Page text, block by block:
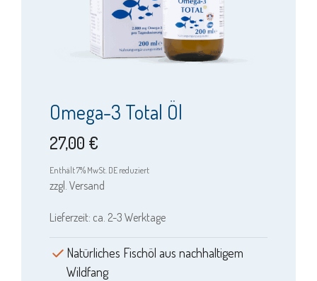
Omega-3 Total Öl
27,00 €
Enthält 7% MwSt. DE reduziert
zzgl. Versand
Lieferzeit: ca. 2-3 Werktage
Natürliches Fischöl aus nachhaltigem
Wildfang
Optionen
gewählt
werden